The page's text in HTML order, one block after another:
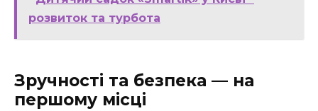
розвиток та турбота
Зручності та безпека — на
першому місці